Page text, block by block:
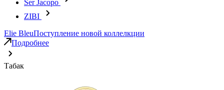
Ser Jacopo
ZIBI
Elie BleuПоступление новой коллелкции
Подробнее
Табак